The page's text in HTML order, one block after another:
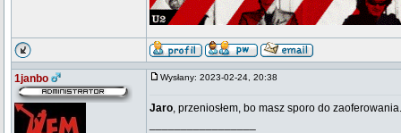
1janbo Wysłany: 2023-02-24, 20:38
Jaro, przeniosłem, bo masz sporo do zaoferowania.